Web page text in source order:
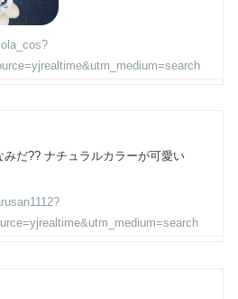
みだ?? ナチュラルカラーが可愛い